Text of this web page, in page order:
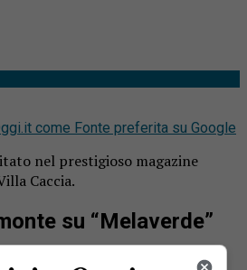
come Fonte preferita su Google
nel prestigioso magazine
Caccia.
su “Melaverde”
nel Novarese: il magazine di